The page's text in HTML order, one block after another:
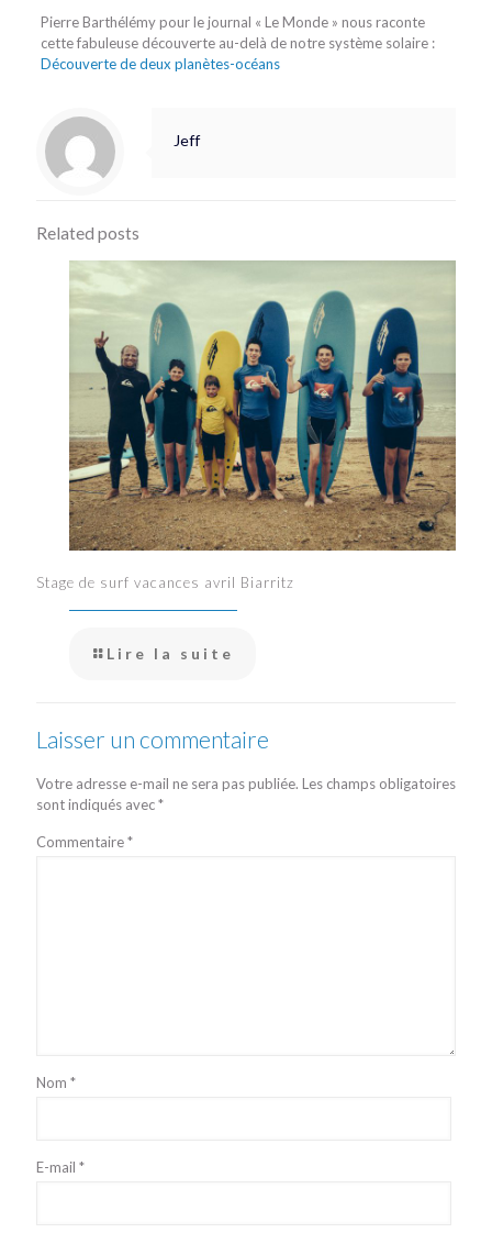
Pierre Barthélémy pour le journal « Le Monde » nous raconte
cette fabuleuse découverte au-delà de notre système solaire :
Découverte de deux planètes-océans
Jeff
Related posts
Stage de surf vacances avril Biarritz
Lire la suite
Laisser un commentaire
Votre adresse e-mail ne sera pas publiée. Les champs obligatoires
sont indiqués avec*
Commentaire*
Nom *
E-mail *